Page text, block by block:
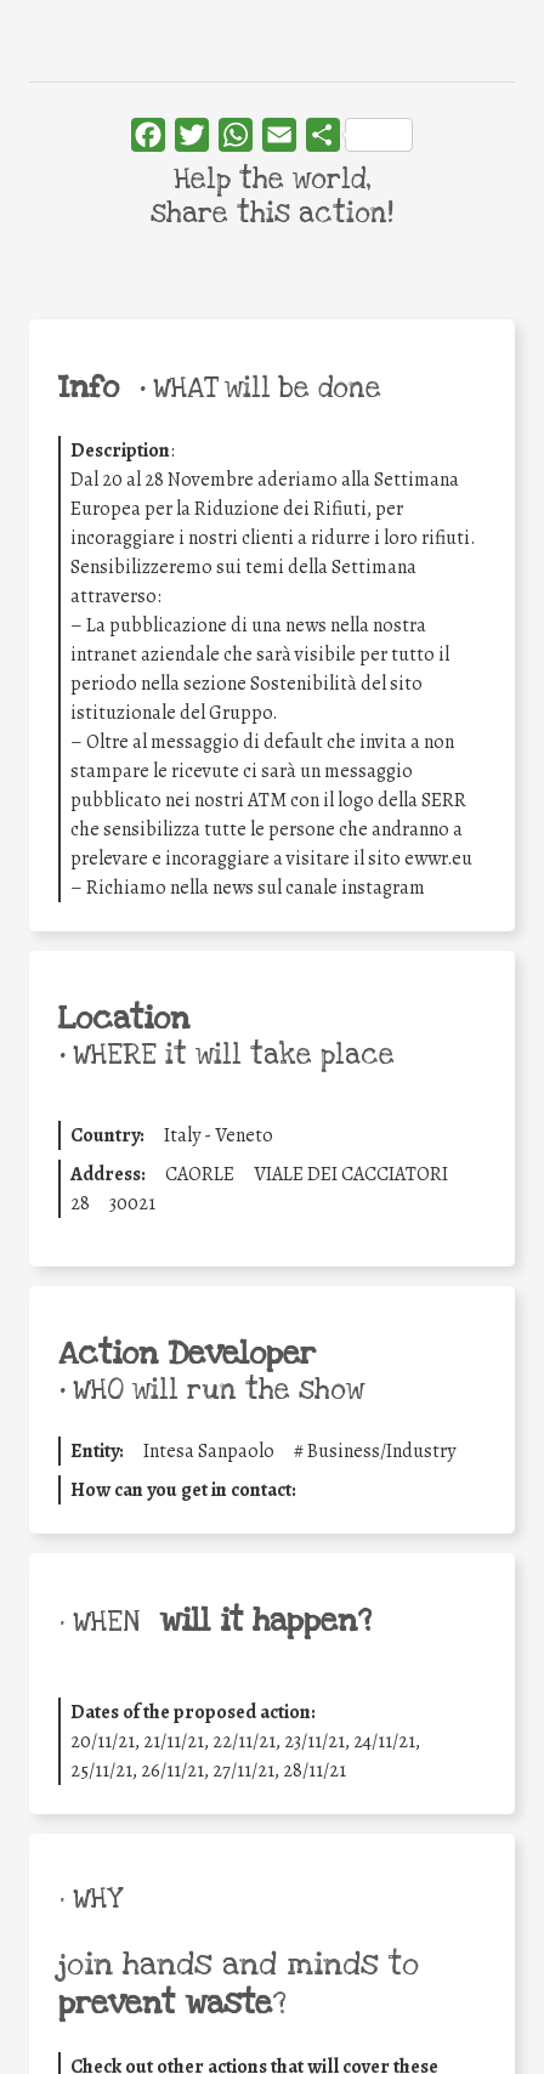
Info •WHAT will be done
Description:
Dal 20 al 28 Novembre aderiamo alla Settimana
Europea per la Riduzione dei Rifiuti, per
incoraggiare i nostri clienti a ridurre i loro rifiuti.
Sensibilizzeremo sui temi della Settimana
attraverso:
– La pubblicazione di una news nella nostra
intranet aziendale che sarà visibile per tutto il
periodo nella sezione Sostenibilità del sito
istituzionale del Gruppo.
– Oltre al messaggio di default che invita a non
stampare le ricevute ci sarà un messaggio
pubblicato nei nostri ATM con il logo della SERR
che sensibilizza tutte le persone che andranno a
prelevare e incoraggiare a visitare il sito ewwr.eu
– Richiamo nella news sul canale instagram
Location
•WHERE it will take place
Country:
Italy - Veneto
Address:
CAORLE
VIALE DEI CACCIATORI
28
30021
Action Developer
•WHO will run the show
Entity: Intesa Sanpaolo #Business/Industry
How can you get in contact:
• WHEN will it happen?
Dates of the proposed action:
20/11/21, 21/11/21, 22/11/21, 23/11/21, 24/11/21,
25/11/21, 26/11/21, 27/11/21, 28/11/21
• WHY
join hands and minds to
prevent waste?
Check out other actions that will cover these
FacebookTwitterWhatsApp
Email Share
Help the world,
share this action!